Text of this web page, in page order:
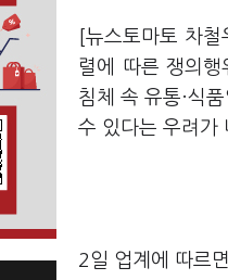
[뉴스토마토 차
렬에 따른 쟁의
침체 속 유통·식
수 있다는 우려가
2일 업계에 따르